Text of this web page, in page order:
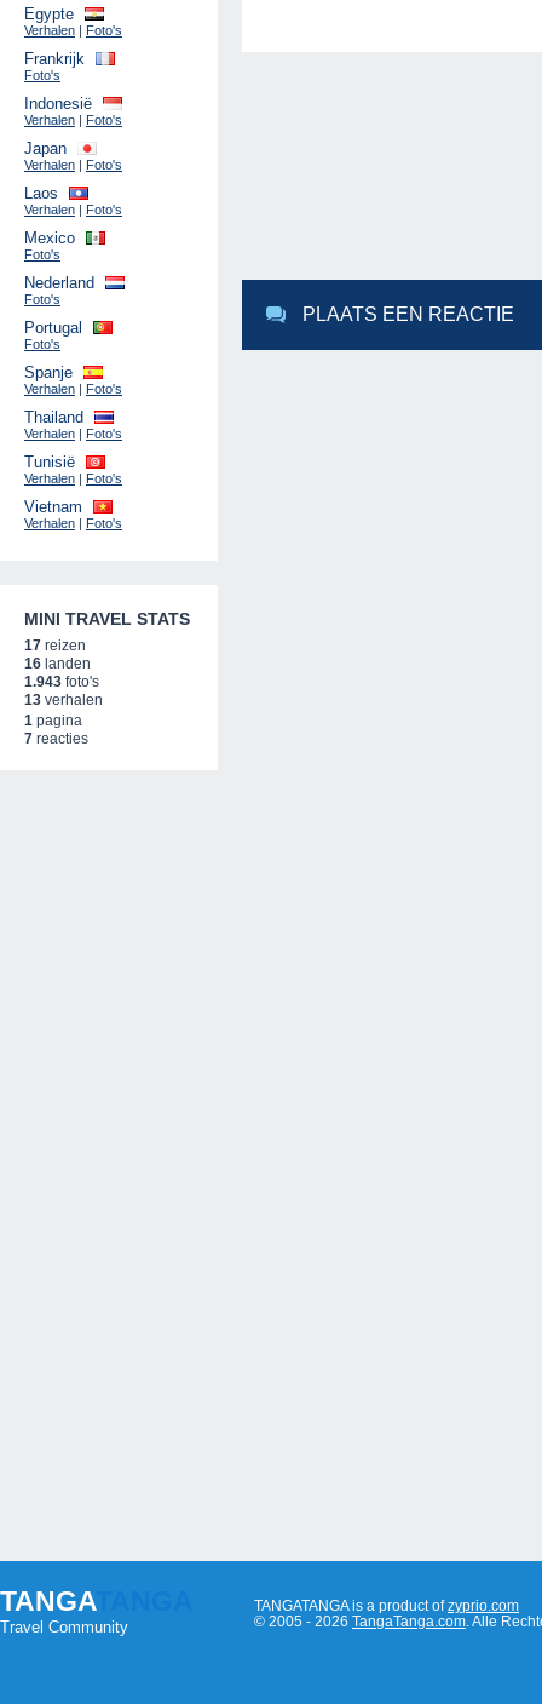
PLAATS EEN REACTIE
Egypte
Verhalen | Foto's
Frankrijk
Foto's
Indonesië
Verhalen | Foto's
Japan
Verhalen | Foto's
Laos
Verhalen | Foto's
Mexico
Foto's
Nederland
Foto's
Portugal
Foto's
Spanje
Verhalen | Foto's
Thailand
Verhalen | Foto's
Tunisië
Verhalen | Foto's
Vietnam
Verhalen | Foto's
MINI TRAVEL STATS
17 reizen
16 landen
1.943 foto's
13 verhalen
1 pagina
7 reacties
TANGATANGA
Travel Community
TANGATANGA is a product ofzyprio.com
© 2005 - 2026 TangaTanga.com . Alle